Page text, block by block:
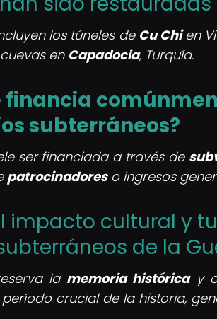
los túneles de Cu Chien
en Capadocia, Turquía.
financia
subterráneos?
ser financiada a través de
patrocinadoreso ingresos
impacto cultural y
de la
la memoria históricay
crucial de la historia,